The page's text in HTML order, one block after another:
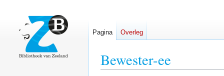
Bewester-ee
Pagina Overleg